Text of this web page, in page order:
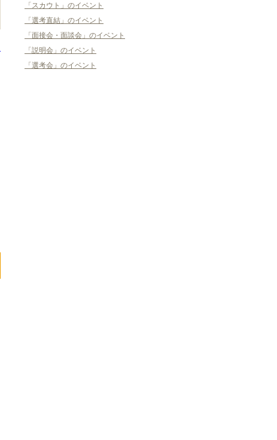
「スカウト」のイベント
「選考直結」のイベント
「面接会・面談会」のイベント
「説明会」のイベント
「選考会」のイベント